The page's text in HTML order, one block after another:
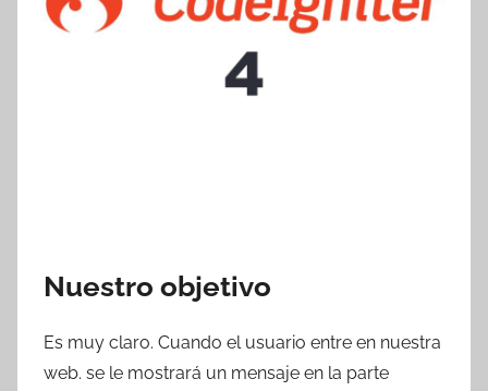
Nuestro objetivo
Es muy claro. Cuando el usuario entre en nuestra
web. se le mostrará un mensaje en la parte